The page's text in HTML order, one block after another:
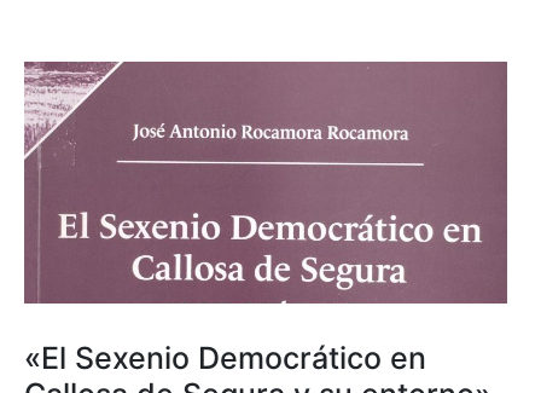
«El Sexenio Democrático en